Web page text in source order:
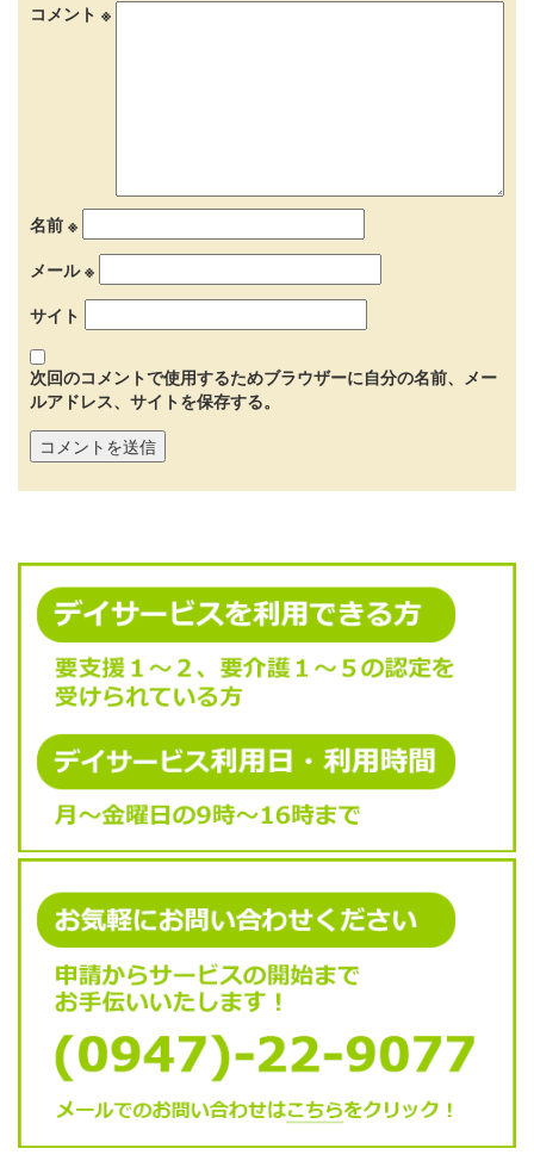
コメント ※
名前 ※
メール※
サイト
次回のコメントで使用するためブラウザーに自分の名前、メー
ルアドレス、サイトを保存する。